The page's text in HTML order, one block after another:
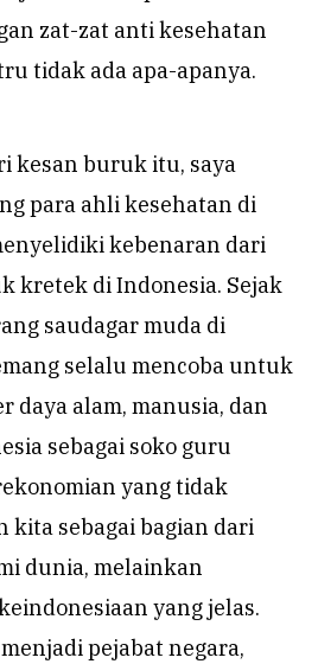
zat-zat anti kesehatan
tidak ada apa-apanya.
kesan buruk itu, saya
para ahli kesehatan di
kebenaran dari
kretek di Indonesia. Sejak
saudagar muda di
selalu mencoba untuk
daya alam, manusia, dan
sebagai soko guru
yang tidak
kita sebagai bagian dari
dunia, melainkan
yang jelas.
pejabat negara,